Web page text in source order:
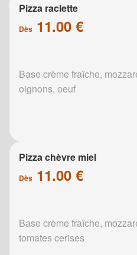
Pizza raclette
Dès 11.00 €
Base crème fraîche,
oignons, oeuf
Pizza chèvre miel
Dès 11.00 €
Base crème fraîche,
tomates cerises